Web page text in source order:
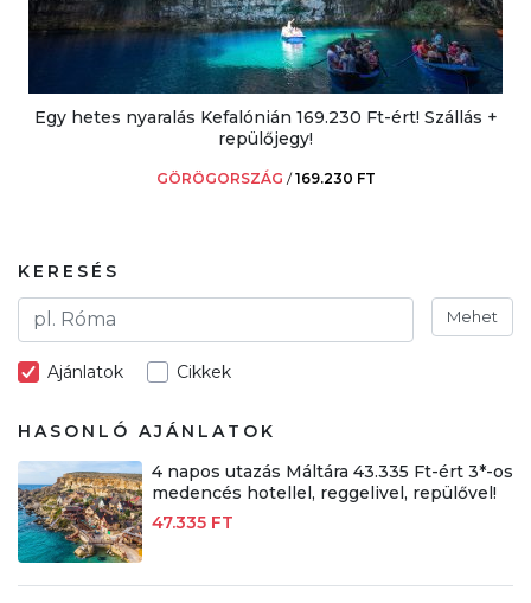
Egy hetes nyaralás Kefalónián 169.230 Ft-ért! Szállás +
repülőjegy!
GÖRÖGORSZÁG /169.230 FT
KERESÉS
Mehet
Ajánlatok Cikkek
HASONLÓ AJÁNLATOK
4 napos utazás Máltára 43.335 Ft-ért 3*-os
medencés hotellel, reggelivel, repülővel!
47.335 FT